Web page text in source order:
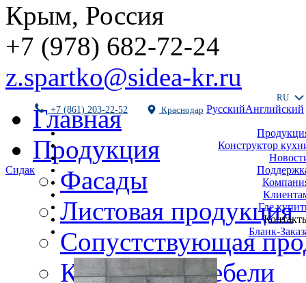
Крым, Россия
+7 (978) 682-72-24
z.spartko@sidea-kr.ru
Сидак
+7 (861) 203-22-52 Краснодар
RU
РусскийАнглийский
Конструктор
Где
Бланк-
Главная
Продукция
Фасады
Листовая продукция
Сопустствующая
Комплекты мебели